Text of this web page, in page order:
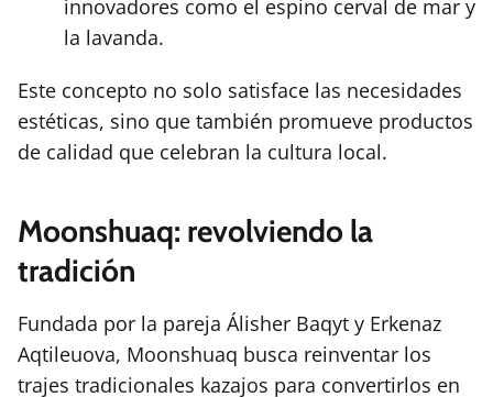
innovadores como el espino cerval de mar y
la lavanda.
Este concepto no solo satisface las necesidades
estéticas, sino que también promueve productos
de calidad que celebran la cultura local.
Moonshuaq: revolviendo la
tradición
Fundada por la pareja Álisher Baqyt y Erkenaz
Aqtileuova, Moonshuaq busca reinventar los
trajes tradicionales kazajos para convertirlos en